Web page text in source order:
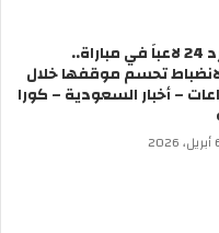
طرد 24 لاعباً في مباراة..
تحسم موقفها خلال
– أخبار السعودية – كورا
2026